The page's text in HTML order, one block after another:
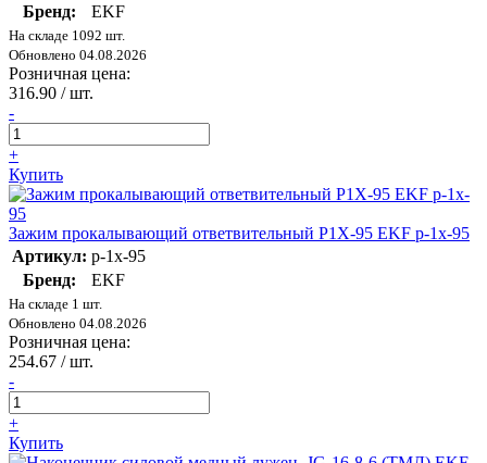
Бренд:
EKF
На складе 1092 шт.
Обновлено 04.08.2026
Розничная цена:
316.90 / шт.
-
+
Купить
Зажим прокалывающий ответвительный P1X-95 EKF p-1x-95
Артикул: p-1x-95
Бренд:
EKF
На складе 1 шт.
Обновлено 04.08.2026
Розничная цена:
254.67 / шт.
-
+
Купить